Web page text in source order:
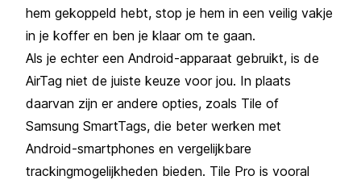
hem gekoppeld hebt, stop je hem in een veilig vakje
in je koffer en ben je klaar om te gaan.
Als je echter een Android-apparaat gebruikt, is de
AirTag niet de juiste keuze voor jou. In plaats
daarvan zijn er andere opties, zoals Tile of
Samsung SmartTags, die beter werken met
Android-smartphones en vergelijkbare
trackingmogelijkheden bieden. Tile Pro is vooral